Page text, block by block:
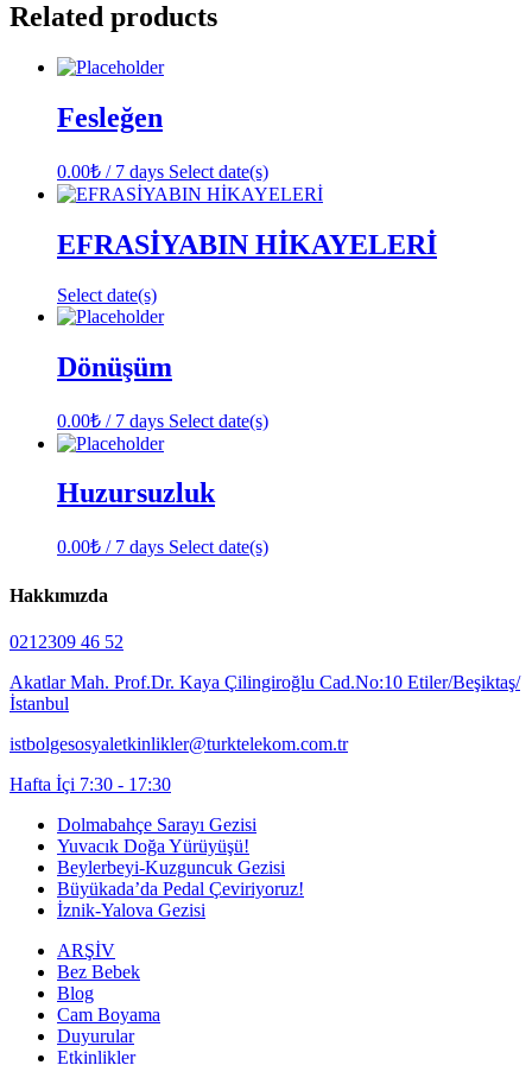
Related products
Fesleğen
0.00₺ / 7 days Select date(s)
EFRASİYABIN HİKAYELERİ
Select date(s)
Dönüşüm
0.00₺ / 7 days Select date(s)
Huzursuzluk
0.00₺ / 7 days Select date(s)
Hakkımızda
0212309 46 52
Akatlar Mah. Prof.Dr. Kaya Çilingiroğlu Cad.No:10 Etiler/Beşiktaş/
İstanbul
istbolgesosyaletkinlikler@turktelekom.com.tr
Hafta İçi 7:30 - 17:30
Dolmabahçe Sarayı Gezisi
Yuvacık Doğa Yürüyüşü!
Beylerbeyi-Kuzguncuk Gezisi
Büyükada’da Pedal Çeviriyoruz!
İznik-Yalova Gezisi
ARŞİV
Bez Bebek
Blog
Cam Boyama
Duyurular
Etkinlikler